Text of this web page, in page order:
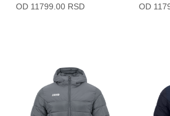
OD 11799.00 RSD
OD